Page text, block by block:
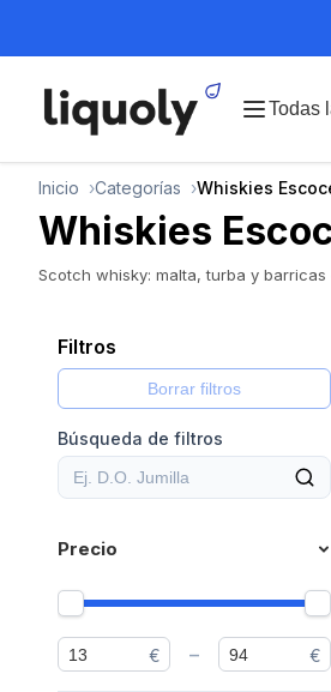
Todas
Inicio Categorías Whiskies
Whiskies
Scotch whisky: malta, turba y
Filtros
Borrar filtros
Búsqueda de filtros
Precio
€ – €